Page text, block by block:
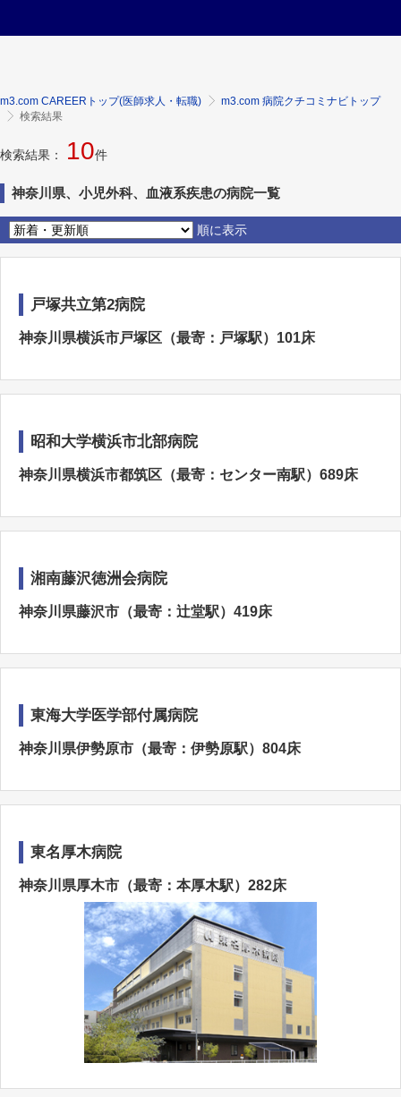
m3.com CAREERトップ(医師求人・転職)
m3.com 病院クチコミナビトップ
検索結果
検索結果： 10件
神奈川県、小児外科、血液系疾患の病院一覧
順に表示
戸塚共立第2病院
神奈川県横浜市戸塚区（最寄：戸塚駅）101床
昭和大学横浜市北部病院
神奈川県横浜市都筑区（最寄：センター南駅）689床
湘南藤沢徳洲会病院
神奈川県藤沢市（最寄：辻堂駅）419床
東海大学医学部付属病院
神奈川県伊勢原市（最寄：伊勢原駅）804床
東名厚木病院
神奈川県厚木市（最寄：本厚木駅）282床